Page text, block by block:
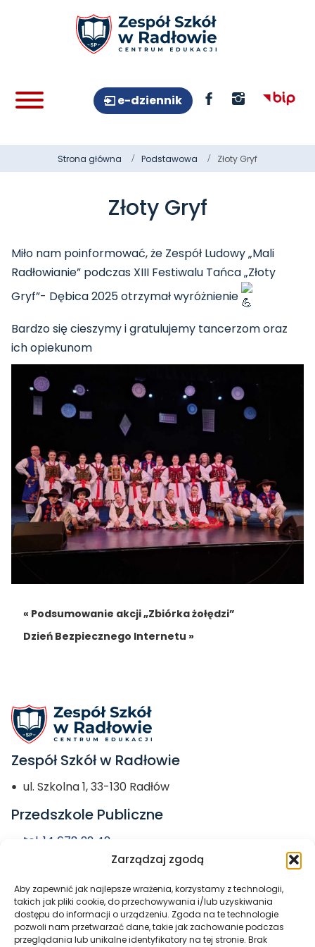
Zarządzaj zgodą
Aby zapewnić jak najlepsze wrażenia, korzystamy z technologii,
takich jak pliki cookie, do przechowywania i/lub uzyskiwania
dostępu do informacji o urządzeniu. Zgoda na te technologie
pozwoli nam przetwarzać dane, takie jak zachowanie podczas
przeglądania lub unikalne identyfikatory na tej stronie. Brak
e-dziennik
Strona główna Podstawowa Złoty Gryf
Złoty Gryf
Miło nam poinformować, że Zespół Ludowy „Mali
Radłowianie” podczas XIII Festiwalu Tańca „Złoty
Gryf”- Dębica 2025 otrzymał wyróżnienie
Bardzo się cieszymy i gratulujemy tancerzom oraz
ich opiekunom
« Podsumowanie akcji „Zbiórka żołędzi”
Dzień Bezpiecznego Internetu »
Zespół Szkół w Radłowie
ul. Szkolna 1, 33-130 Radłów
Przedszkole Publiczne
tel. 14 678 22 42
przedszkole@zs-radlow.pl
Miasto i Gmina
Radłów